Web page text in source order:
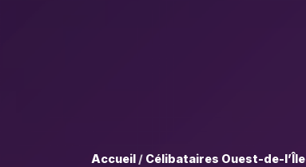
Accueil / Célibataires Ouest-de-l’Île